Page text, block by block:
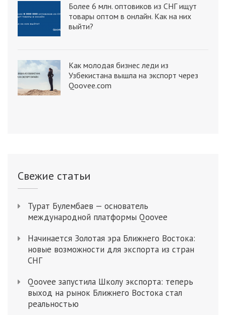
Более 6 млн. оптовиков из СНГ ищут
товары оптом в онлайн. Как на них
выйти?
Как молодая бизнес леди из
Узбекистана вышла на экспорт через
Qoovee.com
Свежие статьи
Турат Булембаев — основатель
международной платформы Qoovee
Начинается Золотая эра Ближнего Востока:
новые возможности для экспорта из стран
СНГ
Qoovee запустила Школу экспорта: теперь
выход на рынок Ближнего Востока стал
реальностью